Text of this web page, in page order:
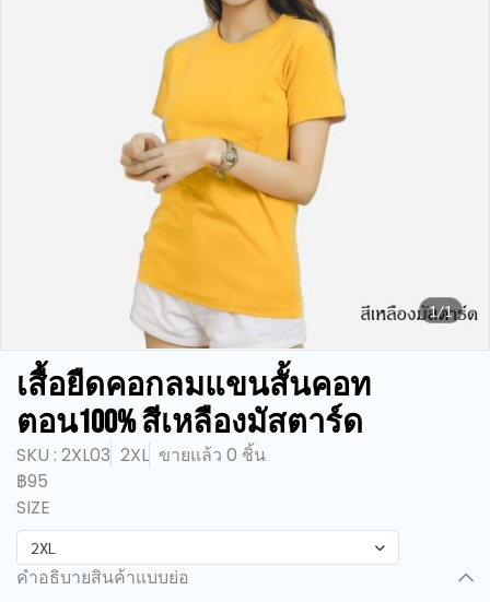
1/1
เสื้อยืดคอกลมแขนสั้นคอท
ตอน100% สีเหลืองมัสตาร์ด
SKU : 2XL03 2XL ขายแล้ว 0 ชิ้น
฿95
SIZE
2XL
คำอธิบายสินค้าแบบย่อ